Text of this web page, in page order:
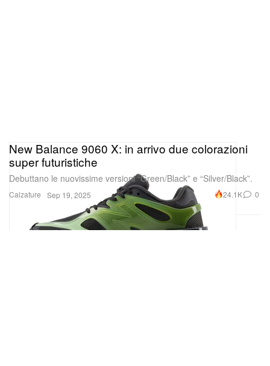
Calzature
New Balance 9060 X: in arrivo due colorazioni
super futuristiche
Debuttano le nuovissime versioni “Green/Black” e “Silver/Black”.
Sep 19, 2025 24.1K 0